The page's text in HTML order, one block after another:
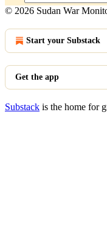
© 2026 Sudan War
Start your Substack
Get the app
Substack is the home for